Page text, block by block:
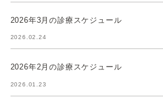
2026年3月の診療スケジュール
2026.02.24
2026年2月の診療スケジュール
2026.01.23